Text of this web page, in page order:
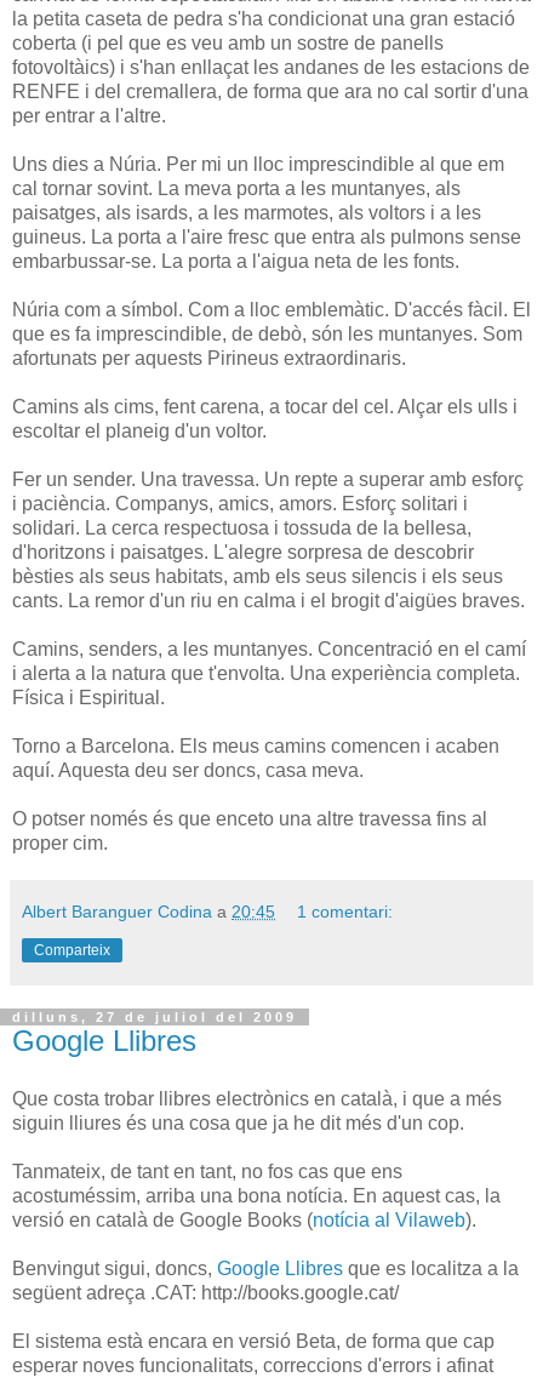
la petita caseta de pedra s'ha condicionat una gran estació
coberta (i pel que es veu amb un sostre de panells
fotovoltàics) i s'han enllaçat les andanes de les estacions de
RENFE i del cremallera, de forma que ara no cal sortir d'una
per entrar a l'altre.
Uns dies a Núria. Per mi un lloc imprescindible al que em
cal tornar sovint. La meva porta a les muntanyes, als
paisatges, als isards, a les marmotes, als voltors i a les
guineus. La porta a l'aire fresc que entra als pulmons sense
embarbussar-se. La porta a l'aigua neta de les fonts.
Núria com a símbol. Com a lloc emblemàtic. D'accés fàcil. El
que es fa imprescindible, de debò, són les muntanyes. Som
afortunats per aquests Pirineus extraordinaris.
Camins als cims, fent carena, a tocar del cel. Alçar els ulls i
escoltar el planeig d'un voltor.
Fer un sender. Una travessa. Un repte a superar amb esforç
i paciència. Companys, amics, amors. Esforç solitari i
solidari. La cerca respectuosa i tossuda de la bellesa,
d'horitzons i paisatges. L'alegre sorpresa de descobrir
bèsties als seus habitats, amb els seus silencis i els seus
cants. La remor d'un riu en calma i el brogit d'aigües braves.
Camins, senders, a les muntanyes. Concentració en el camí
i alerta a la natura que t'envolta. Una experiència completa.
Física i Espiritual.
Torno a Barcelona. Els meus camins comencen i acaben
aquí. Aquesta deu ser doncs, casa meva.
O potser només és que enceto una altre travessa fins al
proper cim.
Albert Baranguer Codina a 20:45 1 comentari:
Comparteix
dilluns, 27 de juliol del 2009
Google Llibres
Que costa trobar llibres electrònics en català, i que a més
siguin lliures és una cosa que ja he dit més d'un cop.
Tanmateix, de tant en tant, no fos cas que ens
acostuméssim, arriba una bona notícia. En aquest cas, la
versió en català de Google Books (notícia al Vilaweb).
Benvingut sigui, doncs, Google Llibres que es localitza a la
següent adreça .CAT: http://books.google.cat/
El sistema està encara en versió Beta, de forma que cap
esperar noves funcionalitats, correccions d'errors i afinat